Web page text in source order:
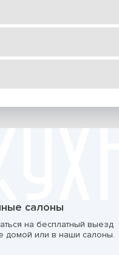
салоны
на бесплатный выезд
домой или в наши салоны.